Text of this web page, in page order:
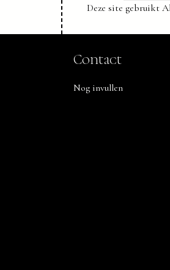
Deze site gebruikt
Contact
Nog invullen